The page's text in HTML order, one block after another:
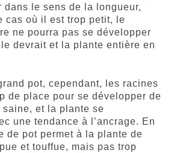
dans le sens de la longueur,
cas où il est trop petit, le
ne pourra pas se développer
devrait et la plante entière en
pot, cependant, les racines
de place pour se développer de
saine, et la plante se
une tendance à l’ancrage. En
de pot permet à la plante de
et touffue, mais pas trop